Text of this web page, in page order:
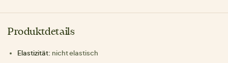
Produktdetails
Elastizität: nicht elastisch